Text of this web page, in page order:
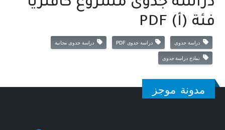
فئة (أ) PDF
دراسة جدوى دراسة جدوى PDF دراسة جدوى مجانية
نماذج دراسة جدوى
مدونة موجز